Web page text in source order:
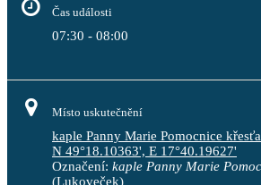
Čas události
07:30 - 08:00
Místo uskutečnění
kaple Panny Marie Pomocnice
N 49°18.10363', E 17°40.19627'
Označení: kaple Panny Marie
(Lukoveček)